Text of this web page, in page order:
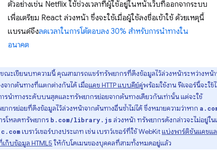
ตัวอย่างเช่น Netflix ใช้ช่วงเวลาที่ผู้ใช้อยู่ในหน้าเว็บที่ออกจากระบบ
เพื่อเตรียม React ล่วงหน้า ซึ่งจะใช้เมื่อผู้ใช้ลงชื่อเข้าใช้ ด้วยเหตุนี้
แบรนด์จึงลดเวลาในการโต้ตอบลง 30% สำหรับการนําทางใน
อนาคต
ขณะเขียนบทความนี้ คุณสามารถแชร์ทรัพยากรที่ดึงข้อมูลไว้ล่วงหน้าระหว่างหน้
จากต้นทางที่แตกต่างกันได้ เมื่อแคช HTTP แบบคีย์คู่พร้อมใช้งาน ฟีเจอร์นี้จะใช้
รนำทางระดับบนสุดและทรัพยากรย่อยจากต้นทางเดียวกันเท่านั้น แต่จะใช้
ากรย่อยที่ดึงข้อมูลไว้ล่วงหน้าจากต้นทางอื่นซ้ำไม่ได้ ซึ่งหมายความว่าหาก
รโหลดทรัพยากร b.com/library.js ล่วงหน้า ทรัพยากรดังกล่าวจะไม่อยู่ใ
c.comเบราว์เซอร์บางประเภท เช่น เบราว์เซอร์ที่ใช้ WebKitแบ่งพาร์ติชันแคชแ
ก็บข้อมูล HTML5 ให้กับโดเมนของบุคคลที่สามทั้งหมดอยู่แล้ว